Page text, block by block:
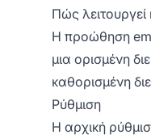
Πώς
Η προώθηση
μια ορισμένη
καθορισμένη
Ρύθμιση
Η αρχική